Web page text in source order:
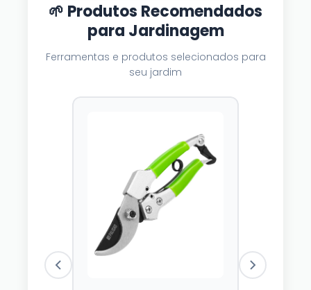
🌱 Produtos Recomendados
para Jardinagem
Ferramentas e produtos selecionados para
seu jardim